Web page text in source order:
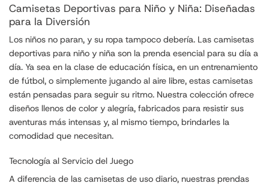
Camisetas Deportivas para Niño y Niña: Diseñadas
para la Diversión
Los niños no paran, y su ropa tampoco debería. Las camisetas
deportivas para niño y niña son la prenda esencial para su día a
día. Ya sea en la clase de educación física, en un entrenamiento
de fútbol, o simplemente jugando al aire libre, estas camisetas
están pensadas para seguir su ritmo. Nuestra colección ofrece
diseños llenos de color y alegría, fabricados para resistir sus
aventuras más intensas y, al mismo tiempo, brindarles la
comodidad que necesitan.
Tecnología al Servicio del Juego
A diferencia de las camisetas de uso diario, nuestras prendas